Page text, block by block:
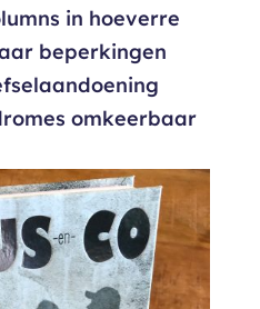
in hoeverre
beperkingen
omkeerbaar